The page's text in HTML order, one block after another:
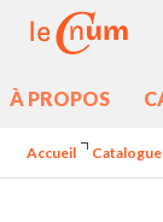
À PROPOS
Accueil